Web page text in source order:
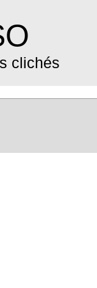
clichés